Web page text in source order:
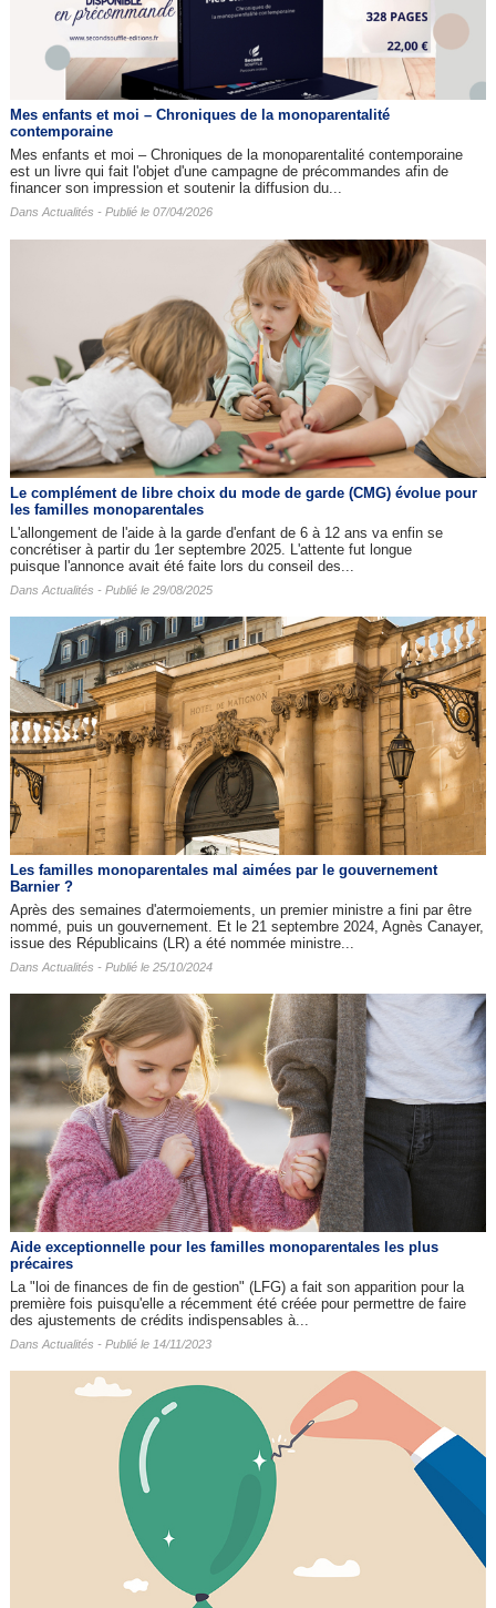
Mes enfants et moi – Chroniques de la monoparentalité
contemporaine
Mes enfants et moi – Chroniques de la monoparentalité contemporaine
est un livre qui fait l'objet d'une campagne de précommandes afin de
financer son impression et soutenir la diffusion du...
Dans Actualités - Publié le 07/04/2026
Le complément de libre choix du mode de garde (CMG) évolue pour
les familles monoparentales
L'allongement de l'aide à la garde d'enfant de 6 à 12 ans va enfin se
concrétiser à partir du 1er septembre 2025. L'attente fut longue
puisque l'annonce avait été faite lors du conseil des...
Dans Actualités - Publié le 29/08/2025
Les familles monoparentales mal aimées par le gouvernement
Barnier ?
Après des semaines d'atermoiements, un premier ministre a fini par être
nommé, puis un gouvernement. Et le 21 septembre 2024, Agnès Canayer,
issue des Républicains (LR) a été nommée ministre...
Dans Actualités - Publié le 25/10/2024
Aide exceptionnelle pour les familles monoparentales les plus
précaires
La "loi de finances de fin de gestion" (LFG) a fait son apparition pour la
première fois puisqu'elle a récemment été créée pour permettre de faire
des ajustements de crédits indispensables à...
Dans Actualités - Publié le 14/11/2023